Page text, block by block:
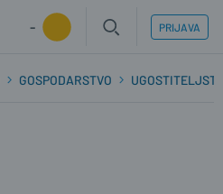
- PRIJAVA
GOSPODARSTVO